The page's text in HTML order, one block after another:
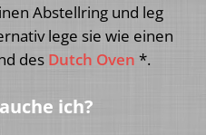
Abstellring und leg
lege sie wie einen
des Dutch Oven *.
ich?